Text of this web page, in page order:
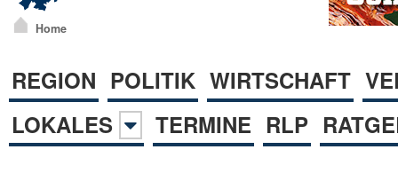
Home
REGION POLITIK WIRTSCHAFT
LOKALES
TERMINE RLP